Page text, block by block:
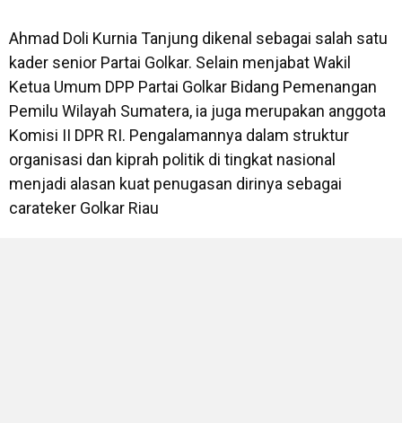
‎Ahmad Doli Kurnia Tanjung dikenal sebagai salah satu
kader senior Partai Golkar. Selain menjabat Wakil
Ketua Umum DPP Partai Golkar Bidang Pemenangan
Pemilu Wilayah Sumatera, ia juga merupakan anggota
Komisi II DPR RI. Pengalamannya dalam struktur
organisasi dan kiprah politik di tingkat nasional
menjadi alasan kuat penugasan dirinya sebagai
carateker Golkar Riau